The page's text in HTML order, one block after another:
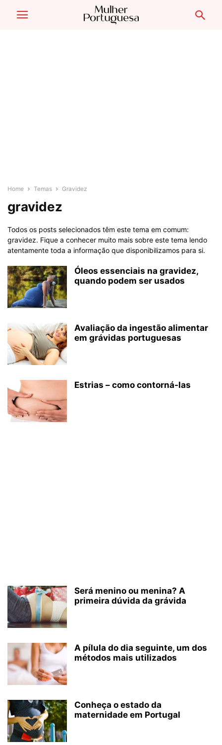
Home Temas Gravidez
gravidez
Todos os posts selecionados têm este tema em comum:
gravidez. Fique a conhecer muito mais sobre este tema lendo
atentamente toda a informação que disponibilizamos para si.
Óleos essenciais na gravidez,
quando podem ser usados
Avaliação da ingestão alimentar
em grávidas portuguesas
Estrias – como contorná-las
Será menino ou menina? A
primeira dúvida da grávida
A pílula do dia seguinte, um dos
métodos mais utilizados
Conheça o estado da
maternidade em Portugal